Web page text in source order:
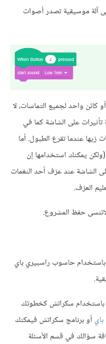
آلة موسيقية تصدر أصوات
واحد لجميع التماسات، لا
على الشاشة كما في
زيها عندما تقرع الطبول. أما
يمكنك استخدامها إن
الشاشة عند عزف أحد النغمات
العزف.
حفظ المشروع.
حاسوب راسبيري باي
باستخدام سكراتش كخطوتك
أو برنامج سكراتش فيمكنك
سؤالك في قسم الأسئلة